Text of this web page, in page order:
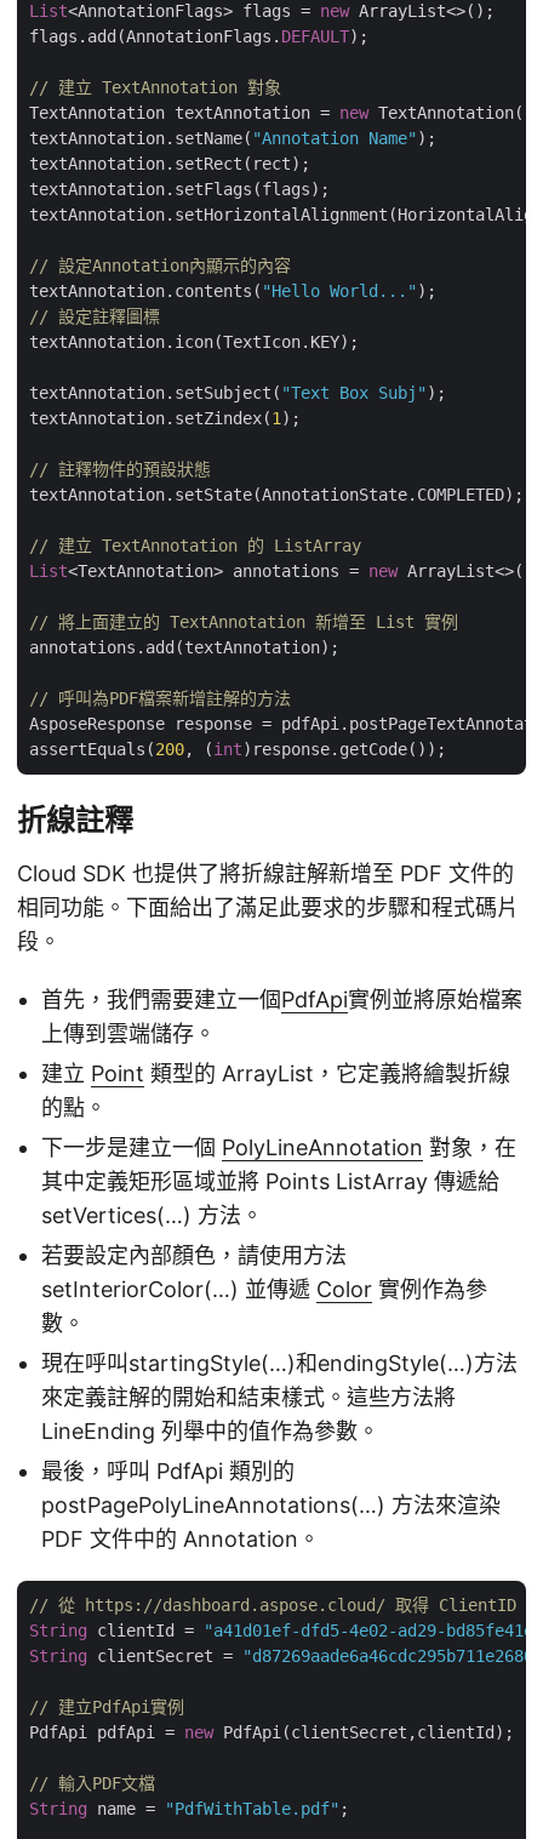
List<AnnotationFlags> flags = new ArrayList<>();
flags.add(AnnotationFlags. DEFAULT);
// 建立 TextAnnotation 對象
TextAnnotation textAnnotation = new TextAnnotation();
textAnnotation.setName( "Annotation Name" );
textAnnotation.setRect(rect);
textAnnotation.setFlags(flags);
// 設定Annotation內顯示的內容
textAnnotation.contents( "Hello World..."
// 設定註釋圖標
textAnnotation.icon(TextIcon.KEY);
textAnnotation.setSubject( "Text Box Subj" );
textAnnotation.setZindex(1 );
// 註釋物件的預設狀態
textAnnotation.setState(AnnotationState.COMPLETED);
// 建立 TextAnnotation 的 ListArray
List<TextAnnotation> annotations = new ArrayList<>();
// 將上面建立的 TextAnnotation 新增至 List 實例
annotations.add(textAnnotation);
// 呼叫為PDF檔案新增註解的方法
AsposeResponse response =
assertEquals(200, (int
折線註釋
Cloud SDK 也提供了將折線註解新增至 PDF 文件的
相同功能。下面給出了滿足此要求的步驟和程式碼片
段。
首先，我們需要建立一個PdfApi實例並將原始檔案
上傳到雲端儲存。
建立 Point 類型的 ArrayList，它定義將繪製折線
的點。
下一步是建立一個 PolyLineAnnotation 對象，在
其中定義矩形區域並將 Points ListArray 傳遞給
setVertices(…) 方法。
若要設定內部顏色，請使用方法
setInteriorColor(…) 並傳遞 Color 實例作為參
數。
現在呼叫startingStyle(…)和endingStyle(…)方法
來定義註解的開始和結束樣式。這些方法將
LineEnding 列舉中的值作為參數。
最後，呼叫 PdfApi 類別的
postPagePolyLineAnnotations(…) 方法來渲染
PDF 文件中的 Annotation。
// 從 https://dashboard.aspose.cloud/ 取得 ClientID
String clientId =
"a41d01ef-dfd5-4e02-ad29-
String clientSecret =
// 建立PdfApi實例
PdfApi pdfApi = new PdfApi(clientSecret,clientId);
// 輸入PDF文檔
String name = "PdfWithTable.pdf" ;